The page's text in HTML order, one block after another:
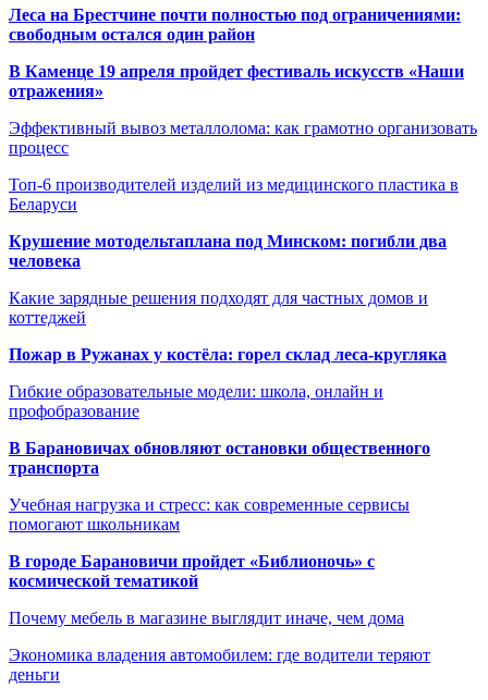
Леса на Брестчине почти полностью под ограничениями:
свободным остался один район
В Каменце 19 апреля пройдет фестиваль искусств «Наши
отражения»
Эффективный вывоз металлолома: как грамотно организовать
процесс
Топ-6 производителей изделий из медицинского пластика в
Беларуси
Крушение мотодельтаплана под Минском: погибли два
человека
Какие зарядные решения подходят для частных домов и
коттеджей
Пожар в Ружанах у костёла: горел склад леса-кругляка
Гибкие образовательные модели: школа, онлайн и
профобразование
В Барановичах обновляют остановки общественного
транспорта
Учебная нагрузка и стресс: как современные сервисы
помогают школьникам
В городе Барановичи пройдет «Библионочь» с
космической тематикой
Почему мебель в магазине выглядит иначе, чем дома
Экономика владения автомобилем: где водители теряют
деньги